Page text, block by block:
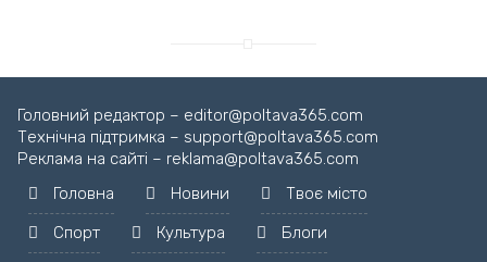
Головний редактор – editor@poltava365.com
Технічна підтримка – support@poltava365.com
Реклама на сайті – reklama@poltava365.com
Головна
Новини
Твоє місто
Спорт
Культура Блоги